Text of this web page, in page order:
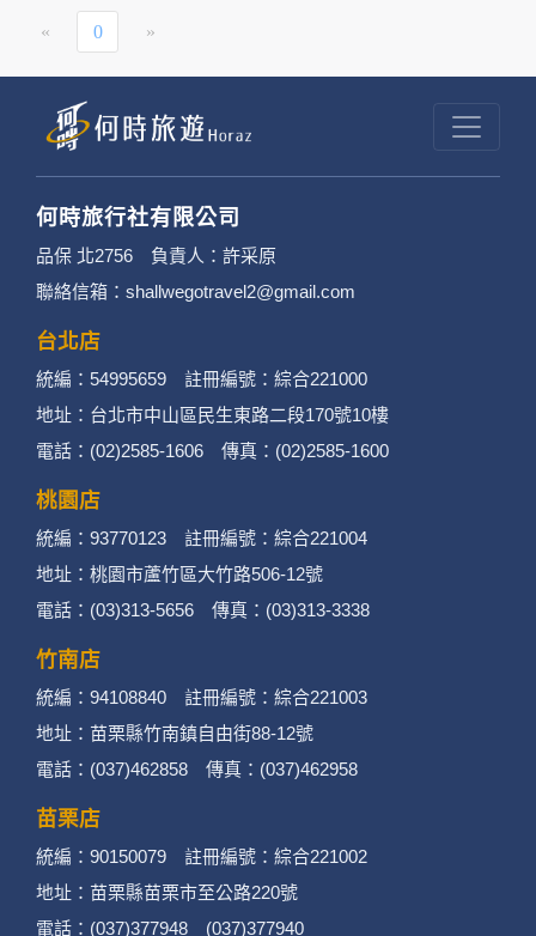
« 0 »
何時旅行社有限公司
品保 北2756 負責人：許采原
聯絡信箱：shallwegotravel2@gmail.com
台北店
統編：54995659 註冊編號：綜合221000
地址：台北市中山區民生東路二段170號10樓
電話：(02)2585-1606 傳真：(02)2585-1600
桃園店
統編：93770123 註冊編號：綜合221004
地址：桃園市蘆竹區大竹路506-12號
電話：(03)313-5656 傳真：(03)313-3338
竹南店
統編：94108840 註冊編號：綜合221003
地址：苗栗縣竹南鎮自由街88-12號
電話：(037)462858 傳真：(037)462958
苗栗店
統編：90150079 註冊編號：綜合221002
地址：苗栗縣苗栗市至公路220號
電話：(037)377948 (037)377940